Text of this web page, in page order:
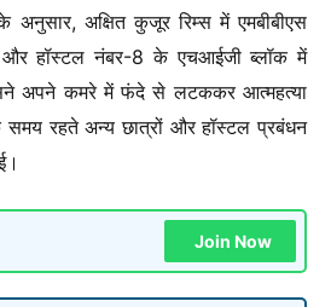
अनुसार, अक्षित कुजूर रिम्स में एमबीबीएस
हॉस्टल नंबर-8 के एचआईजी ब्लॉक में
अपने कमरे में फंदे से लटककर आत्महत्या
समय रहते अन्य छात्रों और हॉस्टल प्रबंधन
Join Now